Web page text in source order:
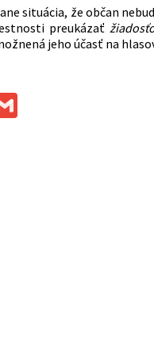
situácia, že občan
preukázať
jeho účasť na
Gmail